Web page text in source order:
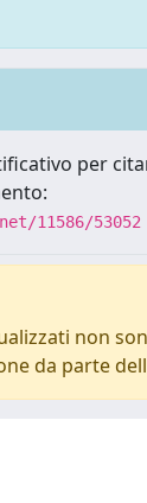
per
11586/53052
non
da parte